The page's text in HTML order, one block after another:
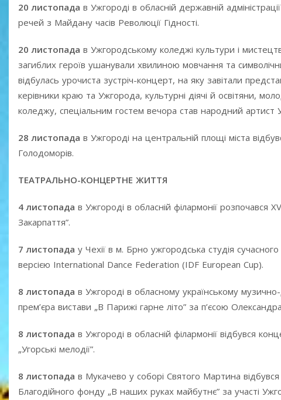
20 листопада в Ужгороді в обласній державній
речей з Майдану часів Революції Гідності.
20 листопада в Ужгородському коледжі культури і
загиблих героїв ушанували хвилиною мовчання та
відбулась урочиста зустріч-концерт, на яку завітали
керівники краю та Ужгорода, культурні діячі й освітяни,
коледжу, спеціальним гостем вечора став народний артист
28 листопада в Ужгороді на центральній площі міста
Голодоморів.
ТЕАТРАЛЬНО-КОНЦЕРТНЕ ЖИТТЯ
4 листопада в Ужгороді в обласній філармонії розпочався
Закарпаття”.
7 листопада у Чехії в м. Брно ужгородська студія
версією International Dance Federation (IDF European Cup).
8 листопада в Ужгороді в обласному українському музично-
прем’єра вистави „В Парижі гарне літо” за п’єсою
8 листопада в Ужгороді в обласній філармонії відбувся
„Угорські мелодії”.
8 листопада в Мукачево у соборі Святого Мартина
Благодійного фонду „В наших руках майбутнє” за участі